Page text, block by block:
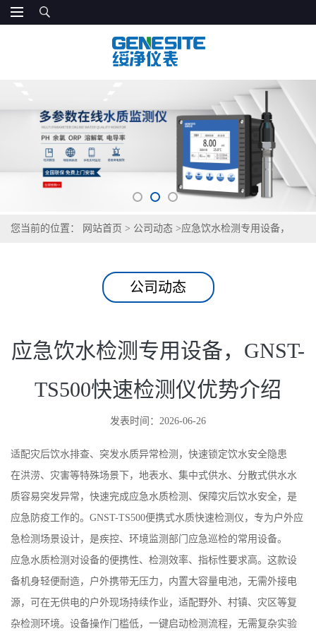
您当前的位置： 网站首页 > 公司动态 >应急饮水检测专用设备，
公司动态
应急饮水检测专用设备，GNST-
TS500快速检测仪优势介绍
发表时间：2026-06-26
适配灾后饮水排查、突发水质异常检测，快速锁定饮水安全隐患
在洪涝、灾害等特殊场景下，地表水、集中式供水、分散式供水水
质容易突发异常，快速完成应急水质检测、保障灾后饮水安全，是
应急防疫工作的。GNST-TS500便携式水质快速检测仪，专为户外应
急检测场景设计，是疾控、环境监测部门应急巡检的常用设备。
应急水质检测对设备的便携性、检测效率、指标性要求高。这款设
备机身轻便耐造，户外携带无压力，内置大容量电池，无需外接电
源，可在无供电的户外现场持续作业，适配野外、村镇、灾区等复
杂检测环境。设备操作门槛低，一键启动检测流程，无需复杂实验